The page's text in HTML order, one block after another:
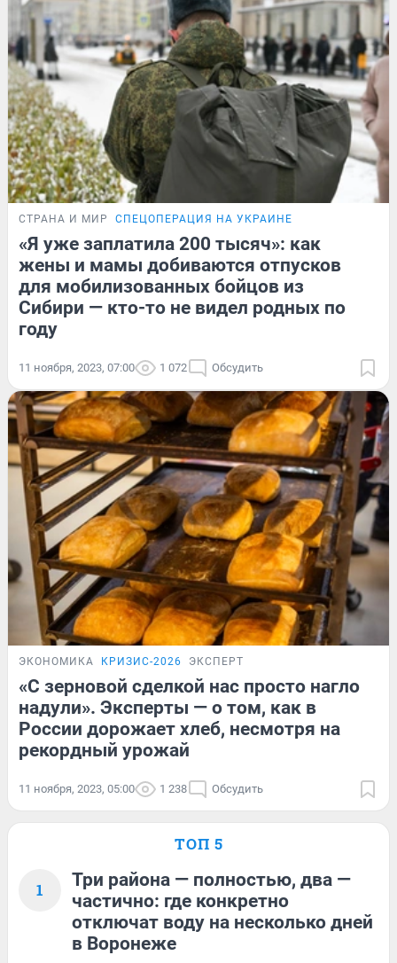
СТРАНА И МИР СПЕЦОПЕРАЦИЯ НА УКРАИНЕ
«Я уже заплатила 200 тысяч»: как
жены и мамы добиваются отпусков
для мобилизованных бойцов из
Сибири — кто-то не видел родных по
году
11 ноября, 2023, 07:00 1 072 Обсудить
ЭКОНОМИКА КРИЗИС-2026 ЭКСПЕРТ
«С зерновой сделкой нас просто нагло
надули». Эксперты — о том, как в
России дорожает хлеб, несмотря на
рекордный урожай
11 ноября, 2023, 05:00 1 238 Обсудить
ТОП 5
1
Три района — полностью, два —
частично: где конкретно
отключат воду на несколько дней
в Воронеже